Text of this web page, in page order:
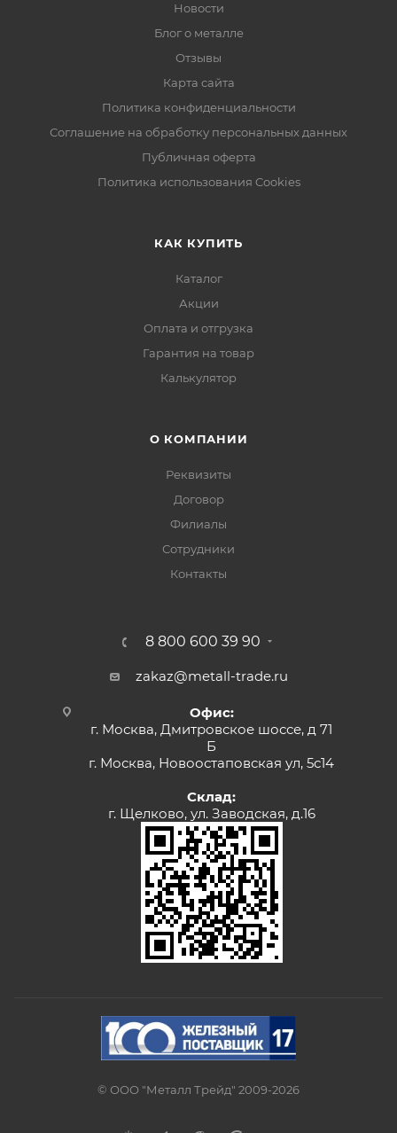
Новости
Блог о металле
Отзывы
Карта сайта
Политика конфиденциальности
Соглашение на обработку персональных данных
Публичная оферта
Политика использования Cookies
КАК КУПИТЬ
Каталог
Акции
Оплата и отгрузка
Гарантия на товар
Калькулятор
О КОМПАНИИ
Реквизиты
Договор
Филиалы
Сотрудники
Контакты
8 800 600 39 90
zakaz@metall-trade.ru
Офис:
г. Москва, Дмитровское шоссе, д 71
Б
г. Москва, Новоостаповская ул, 5с14
Склад:
г. Щелково, ул. Заводская, д.16
© ООО "Металл Трейд" 2009-2026